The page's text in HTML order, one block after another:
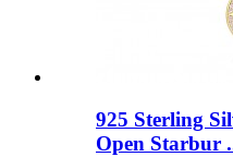
925 Sterling
Open Starbur